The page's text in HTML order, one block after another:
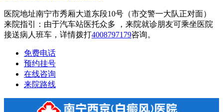
医院地址南宁市秀厢大道东段10号（市交警一大队正对面）
来院指引：由于汽车站医托众多 ，来院就诊朋友可乘坐医院
接送病人班车，详情拨打4008797179咨询。
免费电话
预约挂号
在线咨询
来院路线